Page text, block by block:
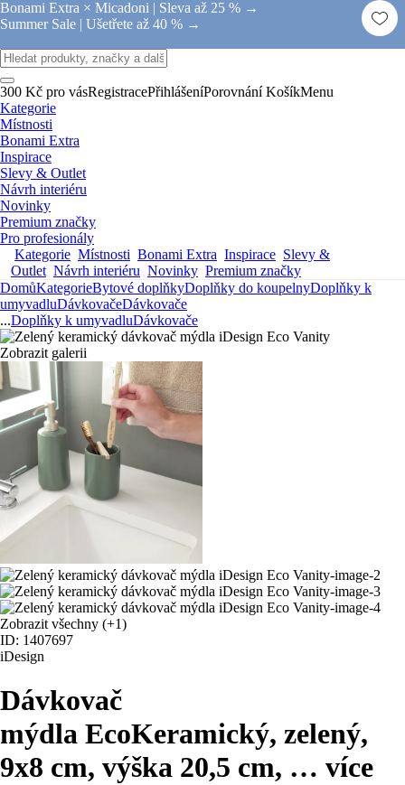
Bonami Extra × Micadoni | Sleva až 25 % →
Summer Sale | Ušetřete až 40 % →
300 Kč pro vásRegistracePřihlášeníPorovnání KošíkMenu
Kategorie
Místnosti
Bonami Extra
Inspirace
Slevy & Outlet
Návrh interiéru
Novinky
Premium značky
Pro profesionály
Kategorie Místnosti Bonami Extra Inspirace Slevy &
Outlet Návrh interiéru Novinky Premium značky
DomůKategorieBytové doplňkyDoplňky do koupelnyDoplňky k
umyvadluDávkovačeDávkovače
...Doplňky k umyvadluDávkovače
Zobrazit galerii
Zobrazit všechny (+1)
ID: 1407697
iDesign
Dávkovač
mýdla EcoKeramický, zelený,
9x8 cm, výška 20,5 cm, … více